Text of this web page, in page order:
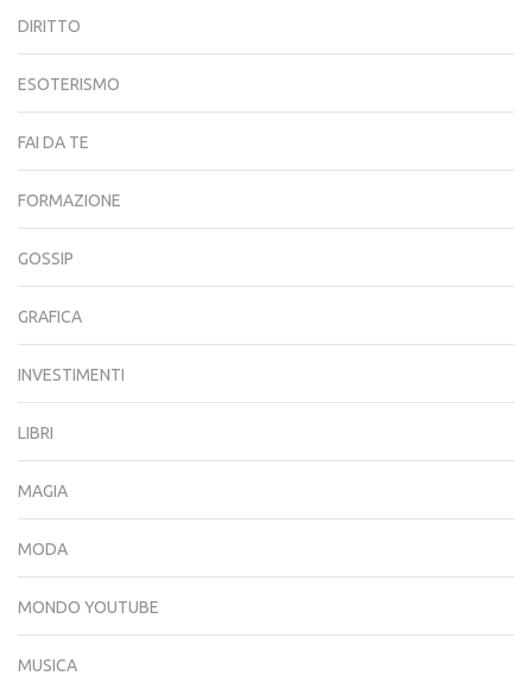
DIRITTO
ESOTERISMO
FAI DA TE
FORMAZIONE
GOSSIP
GRAFICA
INVESTIMENTI
LIBRI
MAGIA
MODA
MONDO YOUTUBE
MUSICA